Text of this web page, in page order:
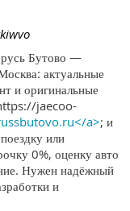
Бутово —
актуальные
и оригинальные
jaecoo-
a>; и
или
0%, оценку авто
Нужен надёжный
и